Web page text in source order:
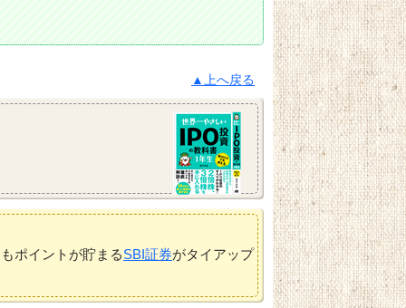
▲上へ戻る
ポイントが貯まるSBI証券がタイアップ